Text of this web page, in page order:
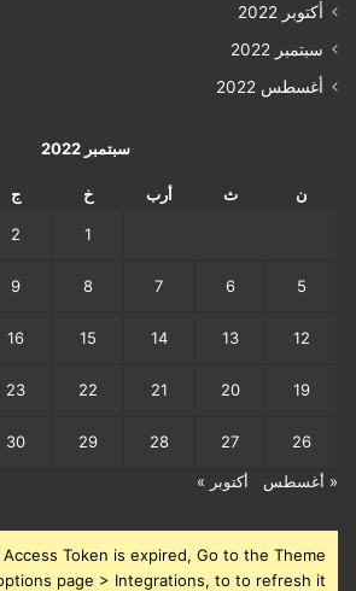
أكتوبر 2022
سبتمبر 2022
أغسطس 2022
سبتمبر 2022
ن ث أرب خ ج
1
2
5
6
7
8
9
12
13
14
15
16
19
20
21
22
23
26
27
28
29
30
« أغسطس أكتوبر »
Token is expired, Go to the Theme
page > Integrations, to to refresh it.